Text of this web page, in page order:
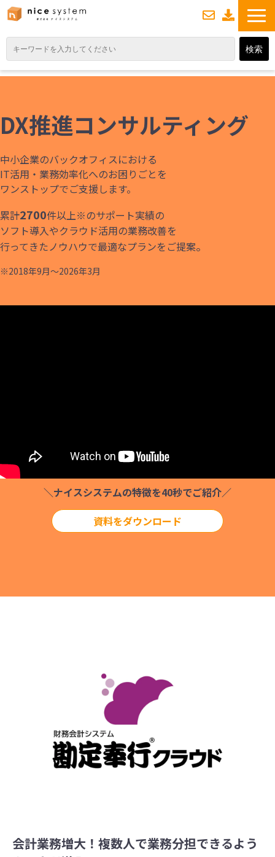
業務DXソリューション
導入事例
業務のお悩みスッキリ通信
よくあるご質問
DX推進コンサルティング
中小企業のバックオフィスにおける
IT活用・業務効率化へのお困りごとを
ワンストップでご支援します。
累計2700件以上※のサポート実績の
ソフト導入やクラウド活用の業務改善を
行ってきたノウハウで最適なプランをご提案。
※2018年9月～2026年3月
＼ナイスシステムの特徴を40秒でご紹介／
資料をダウンロード
会計業務増大！複数人で業務分担できるよう